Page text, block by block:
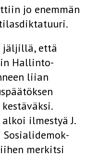
jo enemmän
jäljillä, että
Hallinto-
liian
ilmestyä J.
Sosialidemok­
merkitsi